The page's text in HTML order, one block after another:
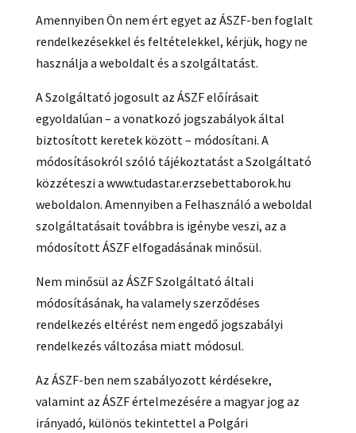
Amennyiben Ön nem ért egyet az ÁSZF-ben foglalt
rendelkezésekkel és feltételekkel, kérjük, hogy ne
használja a weboldalt és a szolgáltatást.
A Szolgáltató jogosult az ÁSZF előírásait
egyoldalúan – a vonatkozó jogszabályok által
biztosított keretek között – módosítani. A
módosításokról szóló tájékoztatást a Szolgáltató
közzéteszi a www.tudastar.erzsebettaborok.hu
weboldalon. Amennyiben a Felhasználó a weboldal
szolgáltatásait továbbra is igénybe veszi, az a
módosított ÁSZF elfogadásának minősül.
Nem minősül az ÁSZF Szolgáltató általi
módosításának, ha valamely szerződéses
rendelkezés eltérést nem engedő jogszabályi
rendelkezés változása miatt módosul.
Az ÁSZF-ben nem szabályozott kérdésekre,
valamint az ÁSZF értelmezésére a magyar jog az
irányadó, különös tekintettel a Polgári